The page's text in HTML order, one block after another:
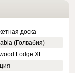
доска
(Голвабия)
Lodge XL